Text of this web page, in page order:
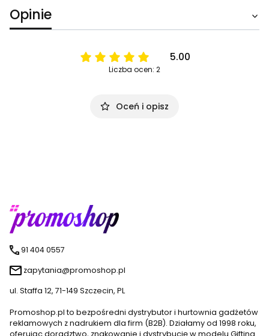
Opinie
5.00
Liczba ocen: 2
Oceń i opisz
91 404 0557
zapytania@promoshop.pl
ul. Staffa 12, 71-149 Szczecin, PL
Promoshop.pl to bezpośredni dystrybutor i hurtownia gadżetów
reklamowych z nadrukiem dla firm (B2B). Działamy od 1998 roku,
oferując doradztwo, znakowanie i dystrybucję w modelu Gifting